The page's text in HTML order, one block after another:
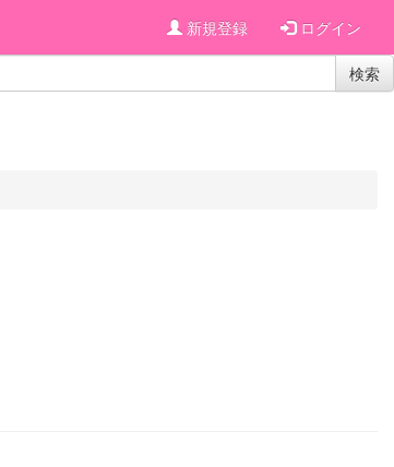
新規登録 ログイン
検索